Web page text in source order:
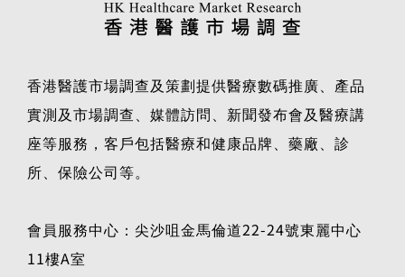
香港醫護市場調查及策劃提供醫療數碼推廣、產品
實測及市場調查、媒體訪問、新聞發布會及醫療講
座等服務，客戶包括醫療和健康品牌、藥廠、診
所、保險公司等。
會員服務中心：尖沙咀金馬倫道22-24號東麗中心
11樓A室